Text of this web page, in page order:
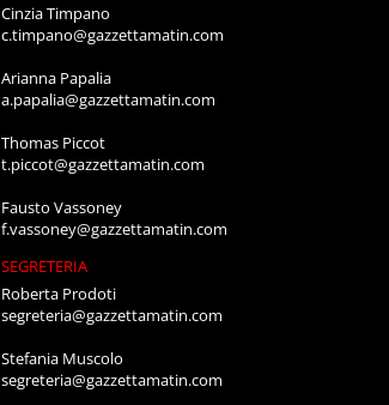
Cinzia Timpano
c.timpano@gazzettamatin.com
Arianna Papalia
a.papalia@gazzettamatin.com
Thomas Piccot
t.piccot@gazzettamatin.com
Fausto Vassoney
f.vassoney@gazzettamatin.com
SEGRETERIA
Roberta Prodoti
segreteria@gazzettamatin.com
Stefania Muscolo
segreteria@gazzettamatin.com